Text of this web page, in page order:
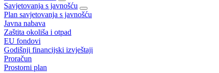
Savjetovanja s javnošću
Plan savjetovanja s javnošću
Javna nabava
Zaštita okoliša i otpad
EU fondovi
Godišnji financijski izvještaji
Proračun
Prostorni plan